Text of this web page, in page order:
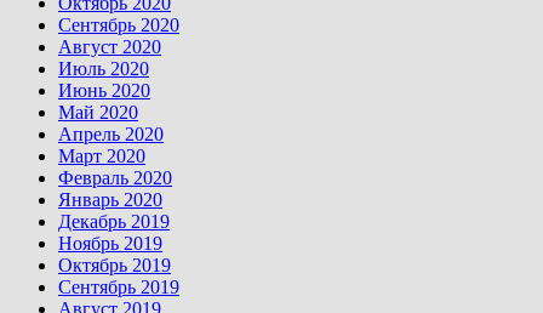
Сентябрь 2020
Август 2020
Июль 2020
Июнь 2020
Май 2020
Апрель 2020
Март 2020
Февраль 2020
Январь 2020
Декабрь 2019
Ноябрь 2019
Октябрь 2019
Сентябрь 2019